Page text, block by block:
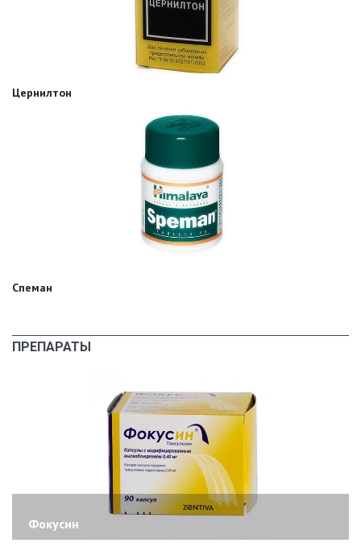
Цернилтон
Спеман
ПРЕПАРАТЫ
Фокусин